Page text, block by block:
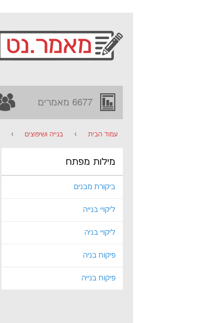
6677 מאמרים
עמוד הבית › בנייה ושיפוצים ›
מילות מפתח
ביקורת מבנים
ליקויי בנייה
ליקויי בניה
פיקוח בניה
פיקוח בנייה